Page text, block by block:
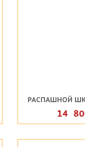
РАСПАШНОЙ
14